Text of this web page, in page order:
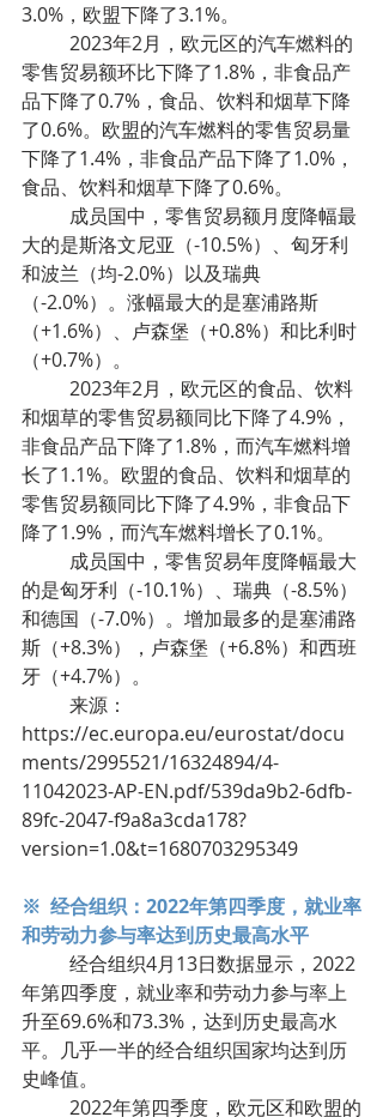
3.0%，欧盟下降了3.1%。
零售贸易额环比下降了1.8%，非食品产
品下降了0.7%，食品、饮料和烟草下降
了0.6%。欧盟的汽车燃料的零售贸易量
下降了1.4%，非食品产品下降了1.0%，
食品、饮料和烟草下降了0.6%。
大的是斯洛文尼亚（-10.5%）、匈牙利
和波兰（均-2.0%）以及瑞典
（-2.0%）。涨幅最大的是塞浦路斯
（+1.6%）、卢森堡（+0.8%）和比利时
（+0.7%）。
和烟草的零售贸易额同比下降了4.9%，
非食品产品下降了1.8%，而汽车燃料增
长了1.1%。欧盟的食品、饮料和烟草的
零售贸易额同比下降了4.9%，非食品下
降了1.9%，而汽车燃料增长了0.1%。
的是匈牙利（-10.1%）、瑞典（-8.5%）
和德国（-7.0%）。增加最多的是塞浦路
斯（+8.3%），卢森堡（+6.8%）和西班
牙（+4.7%）。
https://ec.europa.eu/eurostat/docu
ments/2995521/16324894/4-
11042023-AP-EN.pdf/539da9b2-6dfb-
89fc-2047-f9a8a3cda178?
version=1.0&t=1680703295349
※  经合组织：2022年第四季度，就业率
和劳动力参与率达到历史最高水平
年第四季度，就业率和劳动力参与率上
升至69.6%和73.3%，达到历史最高水
平。几乎一半的经合组织国家均达到历
史峰值。